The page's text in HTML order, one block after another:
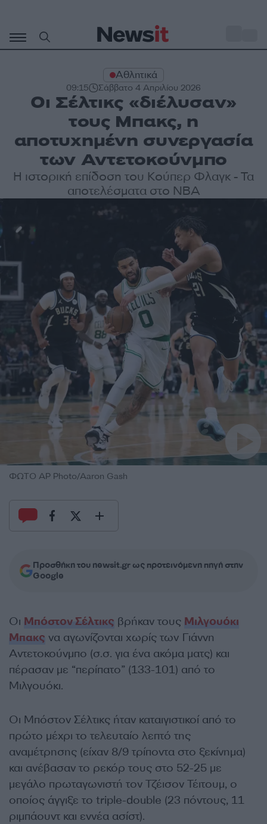
περιεχόμενο
Αθλητικά
09:15 Σάββατο 4 Απριλίου 2026
Οι Σέλτικς «διέλυσαν»
τους Μπακς, η
αποτυχημένη συνεργασία
των Αντετοκούνμπο
Η ιστορική επίδοση του Κούπερ Φλαγκ - Τα
αποτελέσματα στο NBA
ΦΩΤΟ AP Photo/Aaron Gash
Προσθήκη του newsit.gr ως προτεινόμενη πηγή στην
Google
Οι Μπόστον Σέλτικς βρήκαν τους Μιλγουόκι
Μπακς να αγωνίζονται χωρίς των Γιάννη
Αντετοκούνμπο (σ.σ. για ένα ακόμα ματς) και
πέρασαν με “περίπατο” (133-101) από το
Μιλγουόκι.
Οι Μπόστον Σέλτικς ήταν καταιγιστικοί από το
πρώτο μέχρι το τελευταίο λεπτό της
αναμέτρησης (είχαν 8/9 τρίποντα στο ξεκίνημα)
και ανέβασαν το ρεκόρ τους στο 52-25 με
μεγάλο πρωταγωνιστή τον Τζέισον Τέιτουμ, ο
οποίος άγγιξε το triple-double (23 πόντους, 11
ριμπάουντ και εννέα ασίστ).